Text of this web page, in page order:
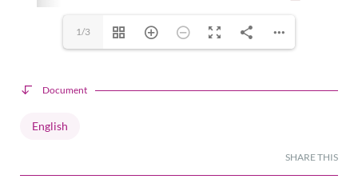
1/3
English
Document
SHARE THIS